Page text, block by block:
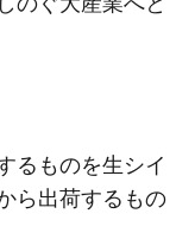
るものを生シイ
ら出荷するもの